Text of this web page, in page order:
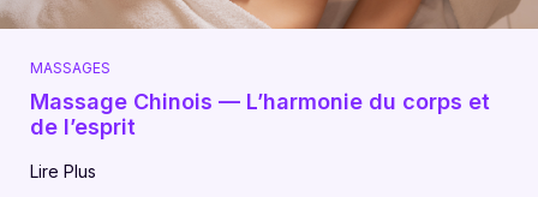
MASSAGES
Massage Chinois — L’harmonie du corps et
de l’esprit
Lire Plus